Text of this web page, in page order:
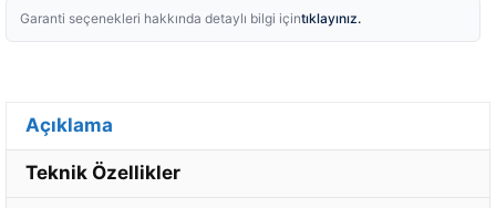
Garanti seçenekleri hakkında detaylı bilgi içintıklayınız.
Açıklama
Teknik Özellikler